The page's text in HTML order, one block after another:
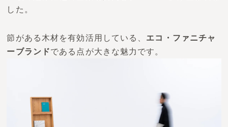
した。
節がある木材を有効活用している、 エコ・ファニチャ
ーブランドである点が大きな魅力です。